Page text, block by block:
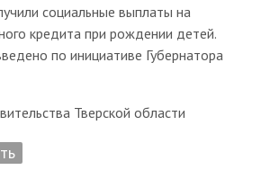
социальные выплаты на
кредита при рождении детей.
по инициативе Губернатора
Тверской области